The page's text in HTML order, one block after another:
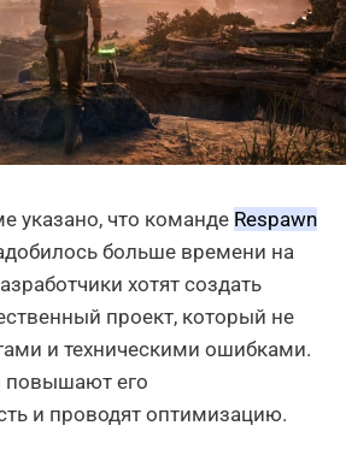
указано, что команде Respawn
больше времени на
хотят создать
проект, который не
и техническими ошибками.
повышают его
и проводят оптимизацию.